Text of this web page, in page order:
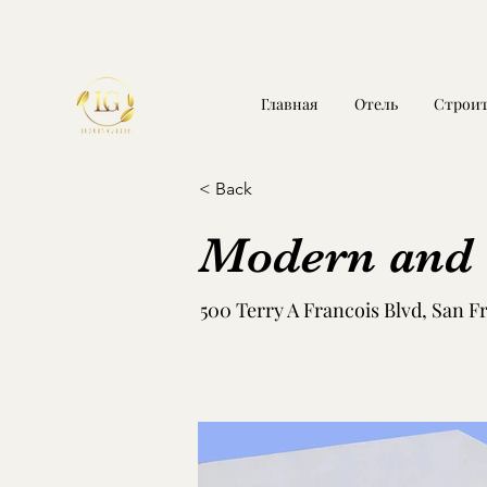
Главная Отель
< Back
Modern and
500 Terry A Francois Blvd, San